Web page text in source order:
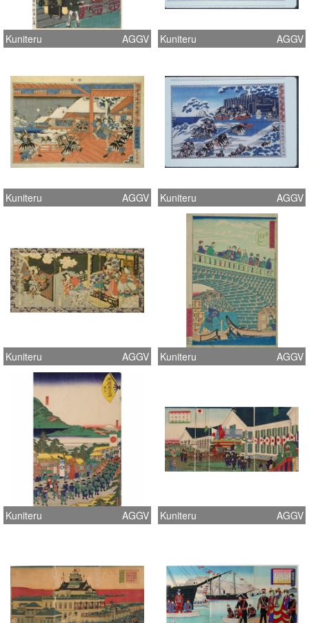
Kuniteru AGGV Kuniteru AGGV
Kuniteru AGGV Kuniteru AGGV
Kuniteru AGGV Kuniteru AGGV
Kuniteru AGGV Kuniteru AGGV